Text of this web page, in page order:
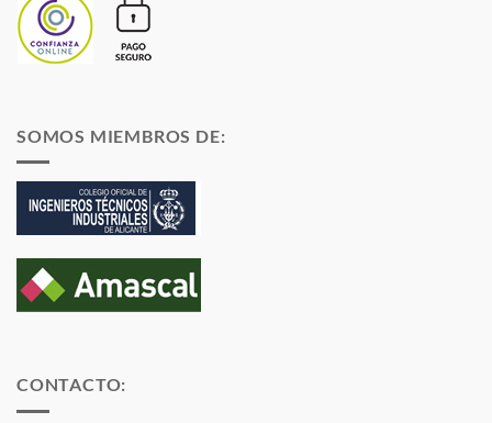
SOMOS MIEMBROS DE:
CONTACTO: